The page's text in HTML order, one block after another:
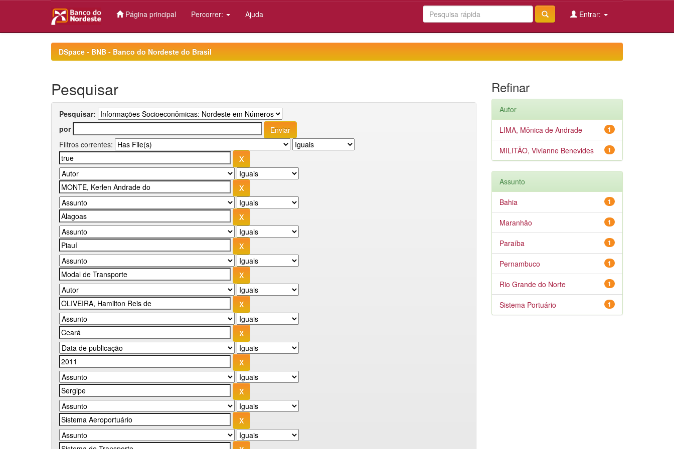
Página principal Percorrer: Ajuda Entrar:
DSpace - BNB - Banco do Nordeste do Brasil
Pesquisar
Pesquisar:
por
Filtros correntes:
Refinar
Autor
1
LIMA, Mônica de Andrade
1
MILITÃO, Vivianne Benevides
Assunto
1
Bahia
1
Maranhão
1
Paraíba
1
Pernambuco
1
Rio Grande do Norte
1
Sistema Portuário